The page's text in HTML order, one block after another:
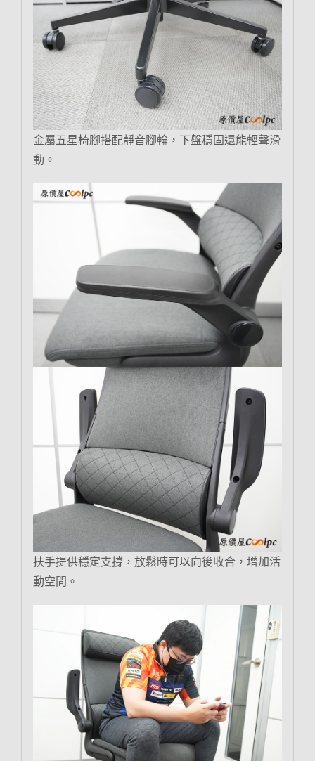
金屬五星椅腳搭配靜音腳輪，下盤穩固還能輕聲滑
動。
扶手提供穩定支撐，放鬆時可以向後收合，增加活
動空間。